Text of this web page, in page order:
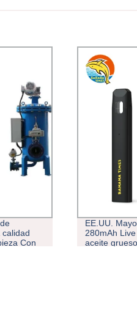
Mayorista 0,5ml VAPE lápiz
Live Rosin Vaciar VAPE para
grueso